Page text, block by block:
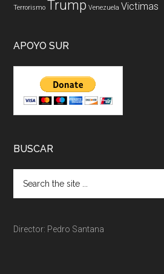
Terrorismo Trump Venezuela Victimas
APOYO SUR
BUSCAR
Director: Pedro Santana